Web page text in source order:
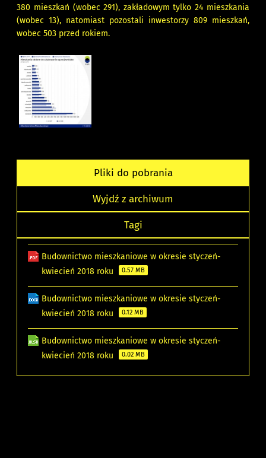
380 mieszkań (wobec 291), zakładowym tylko 24 mieszkania
(wobec 13), natomiast pozostali inwestorzy 809 mieszkań,
wobec 503 przed rokiem.
Pliki do pobrania
Wyjdź z archiwum
Tagi
Budownictwo mieszkaniowe w okresie styczeń-
kwiecień 2018 roku
0.57 MB
Budownictwo mieszkaniowe w okresie styczeń-
kwiecień 2018 roku
0.12 MB
Budownictwo mieszkaniowe w okresie styczeń-
kwiecień 2018 roku
0.02 MB